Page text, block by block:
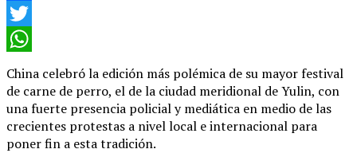
Facebook
Twitter
China celebró la edición más polémica de su mayor festival
de carne de perro, el de la ciudad meridional de Yulin, con
una fuerte presencia policial y mediática en medio de las
crecientes protestas a nivel local e internacional para
poner fin a esta tradición.